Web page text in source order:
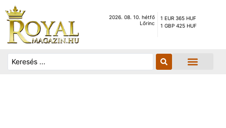
2026. 08. 10. hétfő
Lőrinc
1 EUR 365 HUF
1 GBP 425 HUF